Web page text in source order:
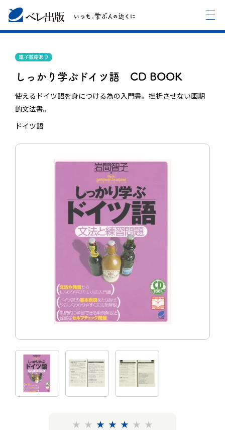
電子書籍あり
しっかり学ぶドイツ語 CD BOOK
使えるドイツ語を身につける為の入門書。挫折させない画期
的文法書。
ドイツ語
★ ★ ★ ★ ★ ★ ★